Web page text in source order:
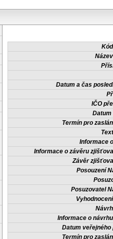
Datum a čas
IČO
Datum
Termín pro
Informace
Informace o závěru
Závěr
Posouzení
Posuzovatel
Informace o
Datum veřejného
Termín pro